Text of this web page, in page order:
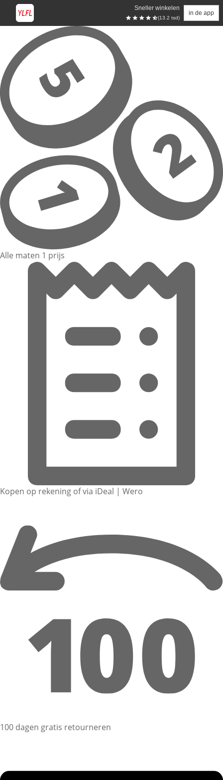
Sneller winkelen
(13.2 tsd)
in de app
Overslaan naar hoofdinhoud
Alle maten 1 prijs
Kopen op rekening of via iDeal | Wero
100 dagen gratis retourneren